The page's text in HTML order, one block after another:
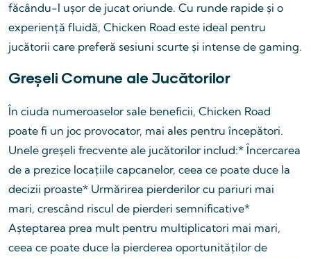
făcându-l ușor de jucat oriunde. Cu runde rapide și o
experiență fluidă, Chicken Road este ideal pentru
jucătorii care preferă sesiuni scurte și intense de gaming.
Greșeli Comune ale Jucătorilor
În ciuda numeroaselor sale beneficii, Chicken Road
poate fi un joc provocator, mai ales pentru începători.
Unele greșeli frecvente ale jucătorilor includ:* Încercarea
de a prezice locațiile capcanelor, ceea ce poate duce la
decizii proaste* Urmărirea pierderilor cu pariuri mai
mari, crescând riscul de pierderi semnificative*
Așteptarea prea mult pentru multiplicatori mai mari,
ceea ce poate duce la pierderea oportunităților de